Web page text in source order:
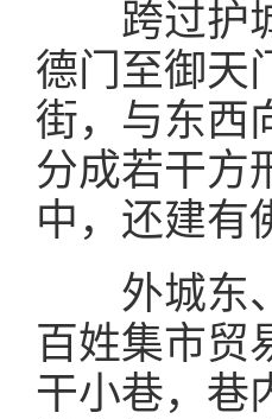
跨过护城
德门至御天
街，与东西
分成若干方
中，还建有
外城东、
百姓集市贸
干小巷，巷